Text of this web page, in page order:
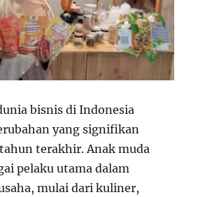
bisnis di Indonesia
yang signifikan
terakhir. Anak muda
pelaku utama dalam
mulai dari kuliner,